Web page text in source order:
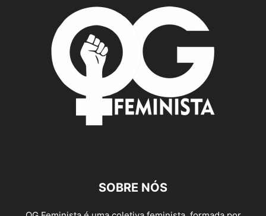
SOBRE NÓS